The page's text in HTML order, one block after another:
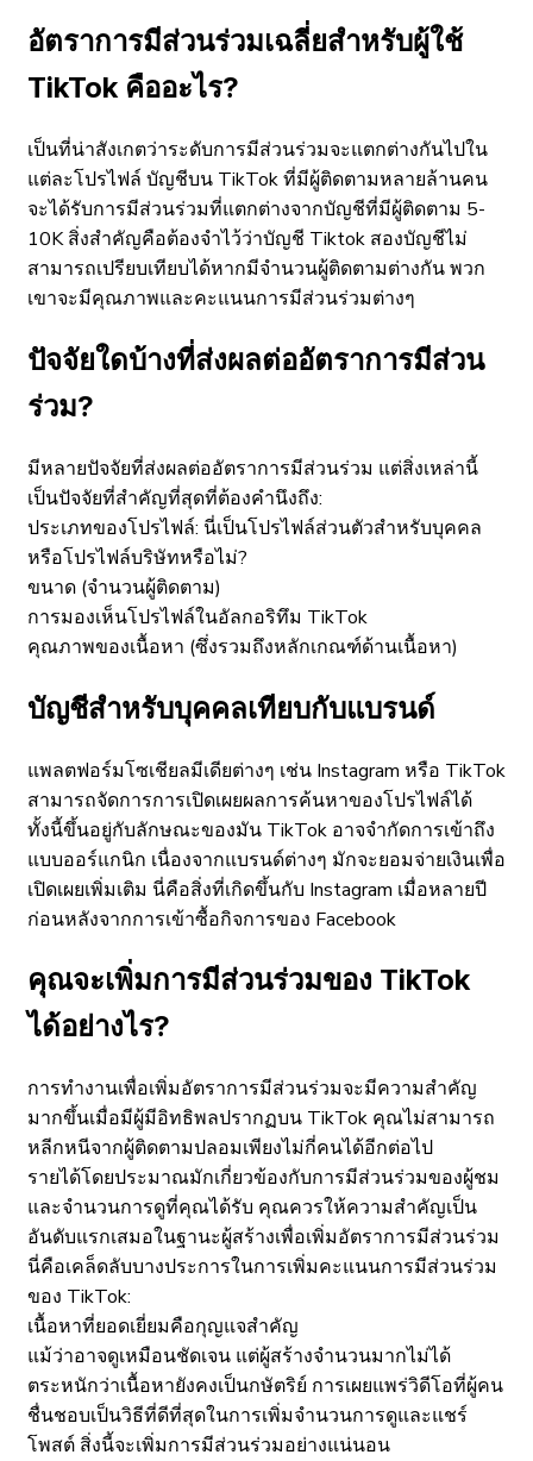
อัตราการมีส่วนร่วมเฉลี่ยสำหรับผู้ใช้
TikTok คืออะไร?
เป็นที่น่าสังเกตว่าระดับการมีส่วนร่วมจะแตกต่างกันไปใน
แต่ละโปรไฟล์ บัญชีบน TikTok ที่มีผู้ติดตามหลายล้านคน
จะได้รับการมีส่วนร่วมที่แตกต่างจากบัญชีที่มีผู้ติดตาม 5-
10K สิ่งสำคัญคือต้องจำไว้ว่าบัญชี Tiktok สองบัญชีไม่
สามารถเปรียบเทียบได้หากมีจำนวนผู้ติดตามต่างกัน พวก
เขาจะมีคุณภาพและคะแนนการมีส่วนร่วมต่างๆ
ปัจจัยใดบ้างที่ส่งผลต่ออัตราการมีส่วน
ร่วม?
มีหลายปัจจัยที่ส่งผลต่ออัตราการมีส่วนร่วม แต่สิ่งเหล่านี้
เป็นปัจจัยที่สำคัญที่สุดที่ต้องคำนึงถึง:
ประเภทของโปรไฟล์: นี่เป็นโปรไฟล์ส่วนตัวสำหรับบุคคล
หรือโปรไฟล์บริษัทหรือไม่?
ขนาด (จำนวนผู้ติดตาม)
การมองเห็นโปรไฟล์ในอัลกอริทึม TikTok
คุณภาพของเนื้อหา (ซึ่งรวมถึงหลักเกณฑ์ด้านเนื้อหา)
บัญชีสำหรับบุคคลเทียบกับแบรนด์
แพลตฟอร์มโซเชียลมีเดียต่างๆ เช่น Instagram หรือ TikTok
สามารถจัดการการเปิดเผยผลการค้นหาของโปรไฟล์ได้
ทั้งนี้ขึ้นอยู่กับลักษณะของมัน TikTok อาจจำกัดการเข้าถึง
แบบออร์แกนิก เนื่องจากแบรนด์ต่างๆ มักจะยอมจ่ายเงินเพื่อ
เปิดเผยเพิ่มเติม นี่คือสิ่งที่เกิดขึ้นกับ Instagram เมื่อหลายปี
ก่อนหลังจากการเข้าซื้อกิจการของ Facebook
คุณจะเพิ่มการมีส่วนร่วมของ TikTok
ได้อย่างไร?
การทำงานเพื่อเพิ่มอัตราการมีส่วนร่วมจะมีความสำคัญ
มากขึ้นเมื่อมีผู้มีอิทธิพลปรากฏบน TikTok คุณไม่สามารถ
หลีกหนีจากผู้ติดตามปลอมเพียงไม่กี่คนได้อีกต่อไป
รายได้โดยประมาณมักเกี่ยวข้องกับการมีส่วนร่วมของผู้ชม
และจำนวนการดูที่คุณได้รับ คุณควรให้ความสำคัญเป็น
อันดับแรกเสมอในฐานะผู้สร้างเพื่อเพิ่มอัตราการมีส่วนร่วม
นี่คือเคล็ดลับบางประการในการเพิ่มคะแนนการมีส่วนร่วม
ของ TikTok:
เนื้อหาที่ยอดเยี่ยมคือกุญแจสำคัญ
แม้ว่าอาจดูเหมือนชัดเจน แต่ผู้สร้างจำนวนมากไม่ได้
ตระหนักว่าเนื้อหายังคงเป็นกษัตริย์ การเผยแพร่วิดีโอที่ผู้คน
ชื่นชอบเป็นวิธีที่ดีที่สุดในการเพิ่มจำนวนการดูและแชร์
โพสต์ สิ่งนี้จะเพิ่มการมีส่วนร่วมอย่างแน่นอน